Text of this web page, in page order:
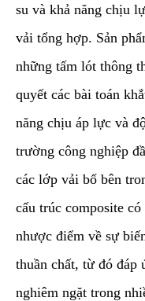
su và khả năng chịu
vải tổng hợp. Sản
những tấm lót thông
quyết các bài toán
năng chịu áp lực và
trường công nghiệp
các lớp vải bố bên
cấu trúc composite
nhược điểm về sự
thuần chất, từ đó đáp
nghiêm ngặt trong